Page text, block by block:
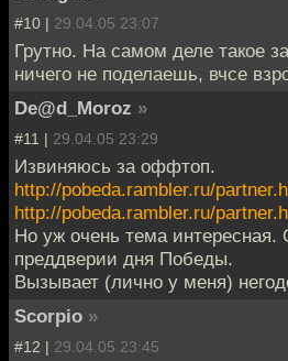
#10 | 29.04.05 23:07
Грутно. На самом деле такое
ничего не поделаешь, вчсе
De@d_Moroz »
#11 | 29.04.05 23:29
Извиняюсь за оффтоп.
http://pobeda.rambler.ru/
http://pobeda.rambler.ru/
Но уж очень тема интересная.
преддверии дня Победы.
Вызывает (лично у меня)
Scorpio »
#12 | 29.04.05 23:45